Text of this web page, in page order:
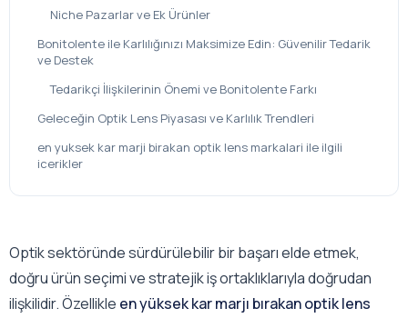
Niche Pazarlar ve Ek Ürünler
Bonitolente ile Karlılığınızı Maksimize Edin: Güvenilir Tedarik
ve Destek
Tedarikçi İlişkilerinin Önemi ve Bonitolente Farkı
Geleceğin Optik Lens Piyasası ve Karlılık Trendleri
en yuksek kar marji birakan optik lens markalari ile ilgili
icerikler
Optik sektöründe sürdürülebilir bir başarı elde etmek,
doğru ürün seçimi ve stratejik iş ortaklıklarıyla doğrudan
ilişkilidir. Özellikle en yüksek kar marjı bırakan optik lens